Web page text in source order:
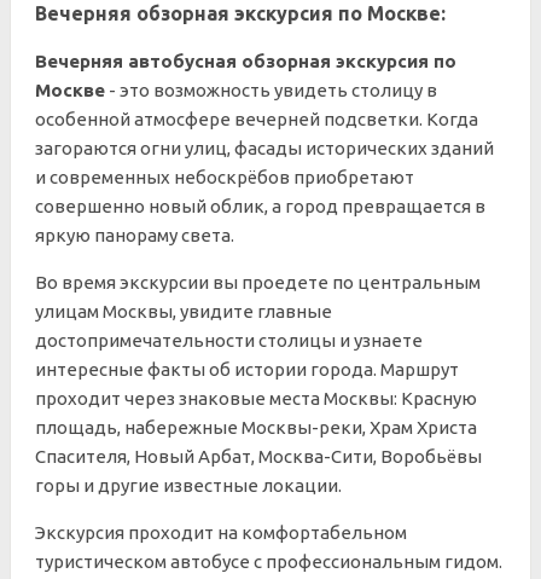
Вечерняя обзорная экскурсия по Москве:
Вечерняя автобусная обзорная экскурсия по
Москве - это возможность увидеть столицу в
особенной атмосфере вечерней подсветки. Когда
загораются огни улиц, фасады исторических зданий
и современных небоскрёбов приобретают
совершенно новый облик, а город превращается в
яркую панораму света.
Во время экскурсии вы проедете по центральным
улицам Москвы, увидите главные
достопримечательности столицы и узнаете
интересные факты об истории города. Маршрут
проходит через знаковые места Москвы: Красную
площадь, набережные Москвы-реки, Храм Христа
Спасителя, Новый Арбат, Москва-Сити, Воробьёвы
горы и другие известные локации.
Экскурсия проходит на комфортабельном
туристическом автобусе с профессиональным гидом.